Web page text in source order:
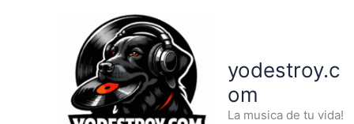
yodestroy.c
om
La musica de tu vida!